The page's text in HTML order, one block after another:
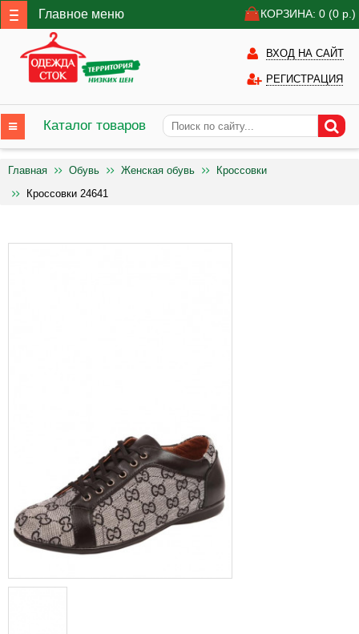
Главное меню КОРЗИНА: 0 (0 р.)
ВХОД НА САЙТ
РЕГИСТРАЦИЯ
Каталог товаров
Главная Обувь Женская обувь
Кроссовки
Кроссовки 24641